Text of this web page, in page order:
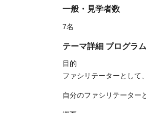
一般・見学者数
7名
テーマ詳細 プログラ
目的
ファシリテーターとし
自分のファシリテーター